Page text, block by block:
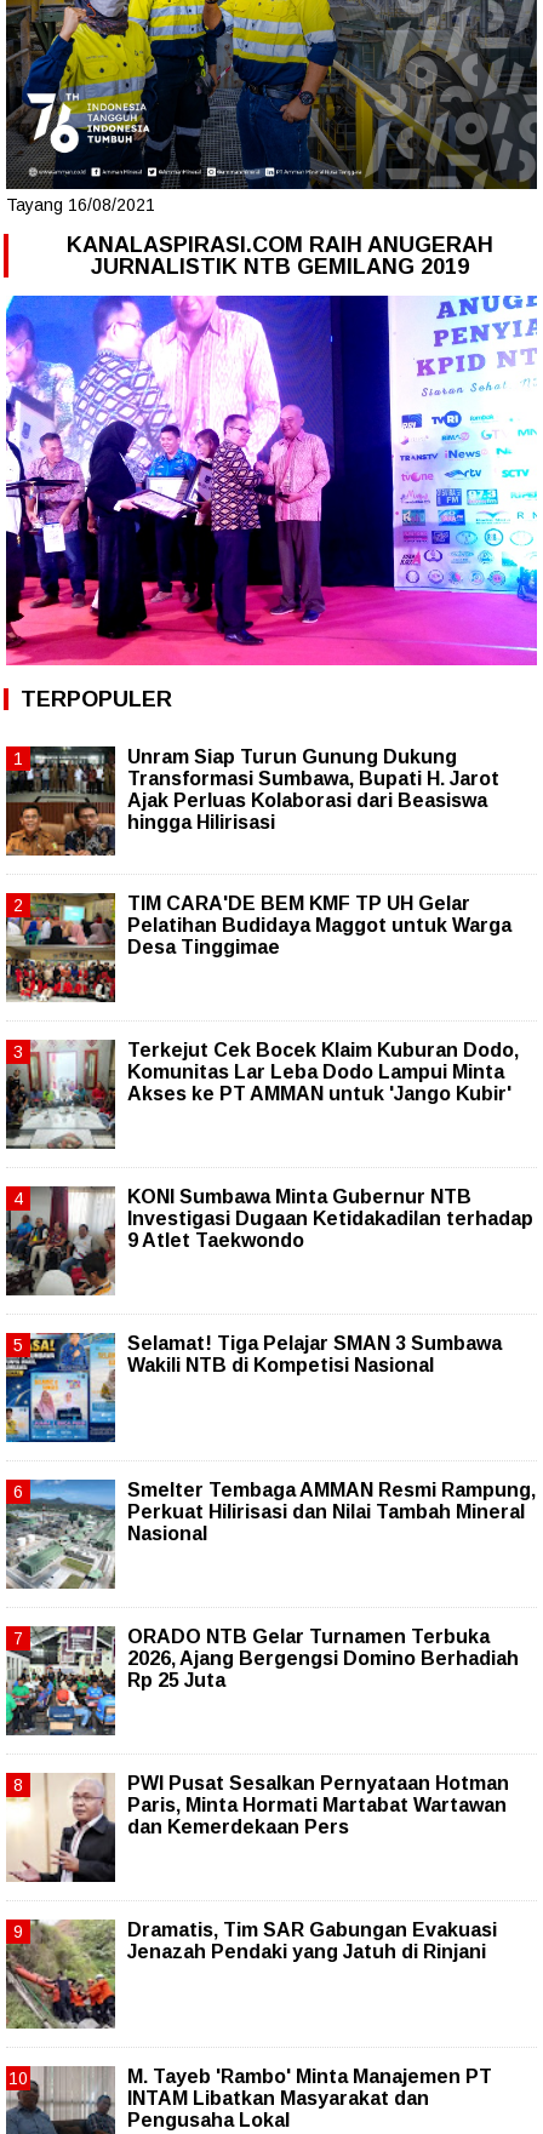
Tayang 16/08/2021
KANALASPIRASI.COM RAIH ANUGERAH
JURNALISTIK NTB GEMILANG 2019
TERPOPULER
Unram Siap Turun Gunung Dukung
Transformasi Sumbawa, Bupati H. Jarot
Ajak Perluas Kolaborasi dari Beasiswa
hingga Hilirisasi
TIM CARA'DE BEM KMF TP UH Gelar
Pelatihan Budidaya Maggot untuk Warga
Desa Tinggimae
Terkejut Cek Bocek Klaim Kuburan Dodo,
Komunitas Lar Leba Dodo Lampui Minta
Akses ke PT AMMAN untuk 'Jango Kubir'
KONI Sumbawa Minta Gubernur NTB
Investigasi Dugaan Ketidakadilan terhadap
9 Atlet Taekwondo
Selamat! Tiga Pelajar SMAN 3 Sumbawa
Wakili NTB di Kompetisi Nasional
Smelter Tembaga AMMAN Resmi Rampung,
Perkuat Hilirisasi dan Nilai Tambah Mineral
Nasional
ORADO NTB Gelar Turnamen Terbuka
2026, Ajang Bergengsi Domino Berhadiah
Rp 25 Juta
PWI Pusat Sesalkan Pernyataan Hotman
Paris, Minta Hormati Martabat Wartawan
dan Kemerdekaan Pers
Dramatis, Tim SAR Gabungan Evakuasi
Jenazah Pendaki yang Jatuh di Rinjani
M. Tayeb 'Rambo' Minta Manajemen PT
INTAM Libatkan Masyarakat dan
Pengusaha Lokal